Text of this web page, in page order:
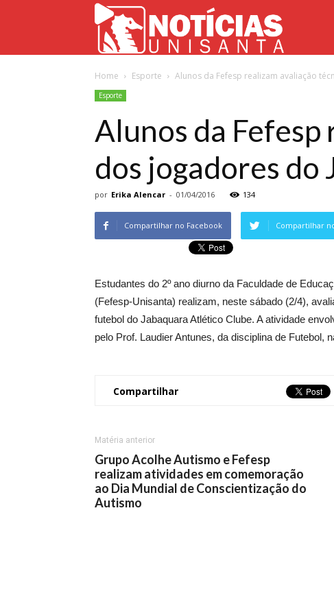
Unisanta
Home Esporte Alunos da Fefesp realizam avaliação
Esporte
Alunos da
dos jogadores
por Erika Alencar - 01/04/2016 134
Compartilhar no Facebook Compartilhar
Estudantes do 2º ano diurno da Faculdade de
(Fefesp-Unisanta) realizam, neste sábado (2/4),
futebol do Jabaquara Atlético Clube. A atividade
pelo Prof. Laudier Antunes, da disciplina de Futebol,
Compartilhar
Matéria anterior
Grupo Acolhe Autismo e Fefesp
realizam atividades em comemoração
ao Dia Mundial de Conscientização do
Autismo